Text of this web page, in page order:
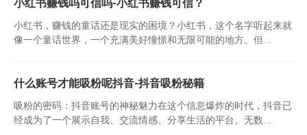
小红书赚钱吗可信吗-小红书赚钱可信？
小红书，赚钱的童话还是现实的困境？小红书，这个名字听起来就
像一个童话世界，一个充满美好憧憬和无限可能的地方。但...
什么账号才能吸粉呢抖音-抖音吸粉秘籍
吸粉的密码：抖音账号的神秘魅力在这个信息爆炸的时代，抖音已
经成为了一个展示自我、交流情感、分享生活的平台。无数...